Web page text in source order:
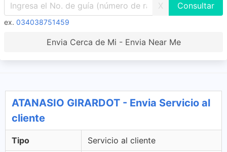
X
ex. 034038751459
Envia Cerca de Mi - Envia Near Me
ATANASIO GIRARDOT - Envia Servicio al
cliente
Tipo Servicio al cliente